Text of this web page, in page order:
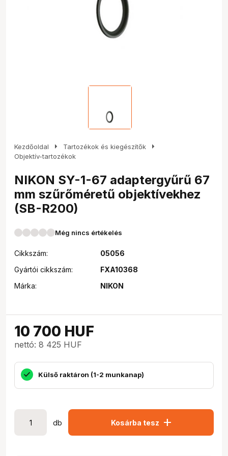
Kezdőoldal arrow_right Tartozékok és kiegészítők arrow_right
Objektív-tartozékok
NIKON SY-1-67 adaptergyűrű 67
mm szűrőméretű objektívekhez
(SB-R200)
Még nincs értékelés
Cikkszám:
05056
Gyártói cikkszám:
FXA10368
Márka:
NIKON
10 700 HUF
nettó: 8 425 HUF
Külső raktáron (1-2 munkanap)
db Kosárba tesz add